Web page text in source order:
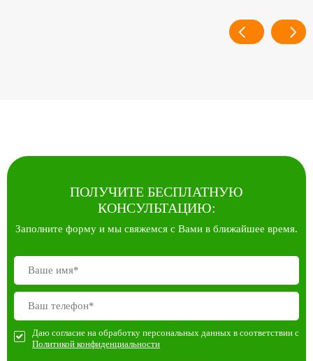
ПОЛУЧИТЕ БЕСПЛАТНУЮ
КОНСУЛЬТАЦИЮ:
Заполните форму и мы свяжемся с Вами в ближайшее время.
Даю согласие на обработку персональных данных в соответствии с
Политикой конфиденциальности